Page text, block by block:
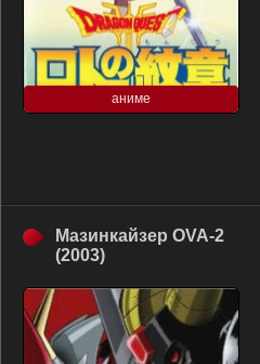
аниме
Мазинкайзер OVA-2
(2003)